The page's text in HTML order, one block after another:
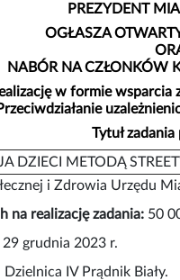
PREZYDENT
OGŁASZA
NABÓR NA CZŁONKÓW
w formie wsparcia
Tytuł
DZIECI METODĄ
i Zdrowia Urzędu
na realizację zadania: 50
grudnia 2023 r.
IV Prądnik Biały.